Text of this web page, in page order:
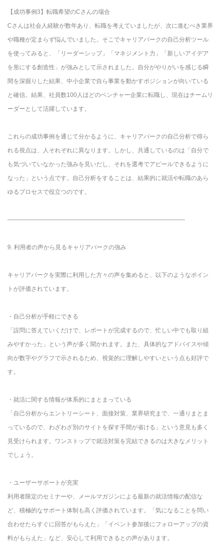
【成功事例3】転職希望のCさんの場合
Cさんは社会人経験が数年あり、転職を考えていましたが、次に進むべき業界
や職種が定まらず悩んでいました。そこでキャリアパークの自己分析ツール
を使ってみると、「リーダーシップ」「マネジメント力」「新しいアイデア
を形にする創造性」が強みとして示されました。自分がやりがいを感じる瞬
間を深掘りした結果、中小企業で自ら事業を動かすポジションが向いている
と確信。結果、社員数100人ほどのベンチャー企業に転職し、現在はチームリ
ーダーとして活躍しています。
これらの成功事例を通じて分かるように、キャリアパークの自己分析で得ら
れる視点は、人それぞれに異なります。しかし、共通しているのは「自分で
も気づいていなかった強みを見いだし、それを選考でアピールできるように
なった」という点です。自己分析をすることは、結果的に就活や転職のあら
ゆるプロセスで役立つのです。
――――――――――――――――――――――――――――――
9. 利用者の声から見るキャリアパークの強み
キャリアパークを実際に利用した方々の声を集めると、以下のようなポイン
トが評価されています。
・自己分析が手軽にできる
「設問に答えていくだけで、レポートが完成するので、忙しい中でも取り組
みやすかった」という声が多く聞かれます。また、具体的なアドバイスや傾
向が数字やグラフで示されるため、視覚的に理解しやすいという点も好評で
す。
・就活に関する情報が体系的にまとまっている
「自己分析からエントリーシート、面接対策、業界研究まで、一通りまとま
っているので、わざわざ別のサイトを探す手間が省ける」という意見も多く
見受けられます。ワンストップで就活対策を完結できるのは大きなメリット
でしょう。
・ユーザーサポートが充実
利用者限定のセミナーや、メールマガジンによる最新の就活情報の配信な
ど、積極的なサポート体制も高く評価されています。「気になることを問い
合わせたらすぐに回答がもらえた」「イベント参加後にフォローアップの資
料がもらえた」など、安心して利用できるとの声があります。